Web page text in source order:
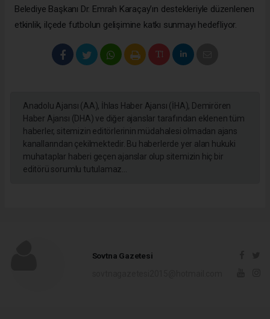
Belediye Başkanı Dr. Emrah Karaçay’ın destekleriyle düzenlenen
etkinlik, ilçede futbolun gelişimine katkı sunmayı hedefliyor.
Anadolu Ajansı (AA), İhlas Haber Ajansı (İHA), Demirören
Haber Ajansı (DHA) ve diğer ajanslar tarafından eklenen tüm
haberler, sitemizin editörlerinin müdahalesi olmadan ajans
kanallarından çekilmektedir. Bu haberlerde yer alan hukuki
muhataplar haberi geçen ajanslar olup sitemizin hiç bir
editörü sorumlu tutulamaz...
Sovtna Gazetesi